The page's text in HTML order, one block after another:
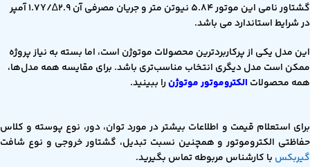
گشتاور نامی این موتور 5.84 نیوتن متر و جریان مصرفی آن 2.9∆/1.7Y آمپر
در شرایط استاندارد می باشد.
این مدل یکی از پرکاربردترین محصولات موتوژن است، اما بسته به نیاز پروژه
ممکن است مدل دیگری انتخاب مناسب‌تری باشد. برای مقایسه همه مدل‌ها،
همه محصولات الکتروموتور موتوژنرا ببینید.
برای استعلام قیمت و اطلاعات بیشتر در مورد توان، دور، نوع پوسته و کلاس
حفاظتی الکتروموتور و همچنین نسبت تبدیل، گشتاور خروجی و نوع شافت
گیربکس با کارشناس مربوطه تماس بگیرید.